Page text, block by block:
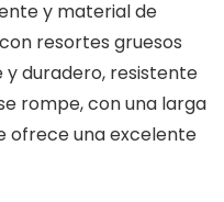
y material de
resortes gruesos
duradero, resistente
rompe, con una larga
ofrece una excelente